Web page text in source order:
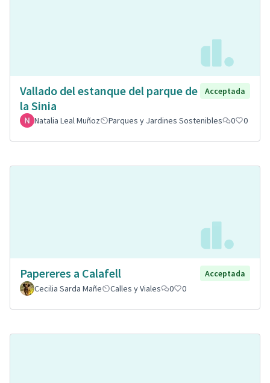
Vallado del estanque del parque de
la Sinia
Acceptada
Natalia Leal Muñoz Parques y Jardines Sostenibles 0 0
Papereres a Calafell
Acceptada
Cecilia Sarda Mañe
Calles y Viales 0 0